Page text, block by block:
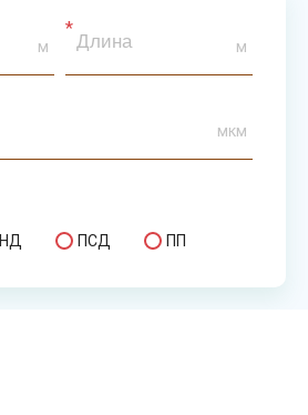
м м
мкм
ПСД ПП